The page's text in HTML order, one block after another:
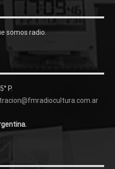
somos radio.
P.